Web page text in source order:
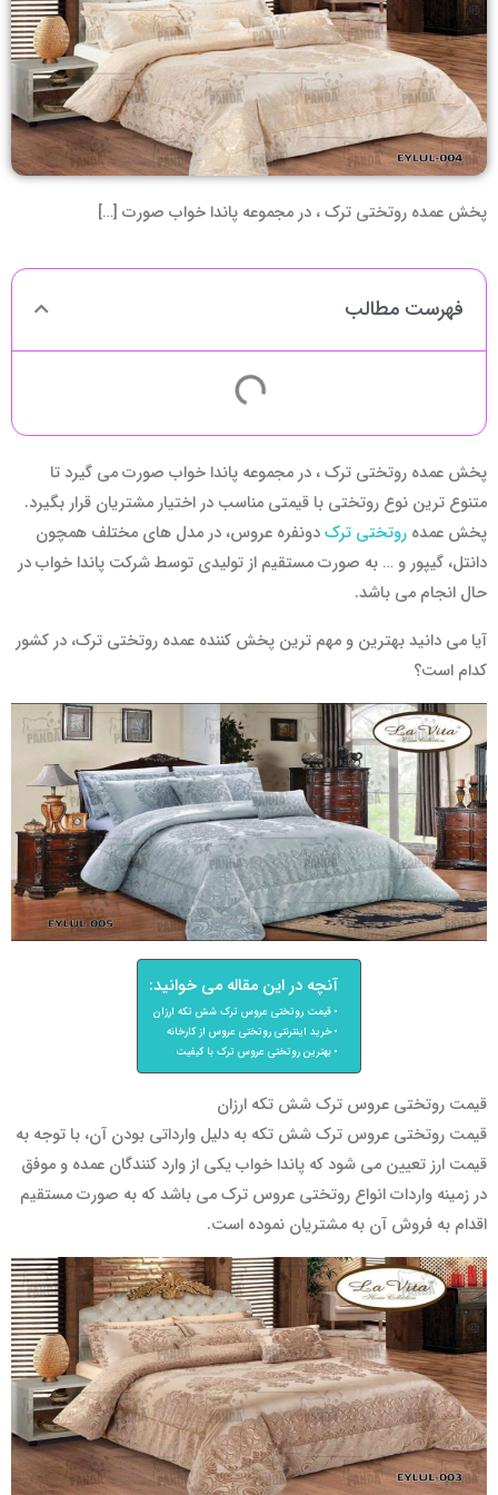
پخش عمده روتختی ترک ، در مجموعه پاندا خواب صورت […]
فهرست مطالب
پخش عمده روتختی ترک ، در مجموعه پاندا خواب صورت می گیرد تا
متنوع ترین نوع روتختی با قیمتی مناسب در اختیار مشتریان قرار بگیرد.
پخش عمده روتختی ترکدونفره عروس، در مدل های مختلف همچون
دانتل، گیپور و … به صورت مستقیم از تولیدی توسط شرکت پاندا خواب در
حال انجام می باشد.
آیا می دانید بهترین و مهم ترین پخش کننده عمده روتختی ترک، در کشور
کدام است؟
آنچه در این مقاله می خوانید:
قیمت روتختی عروس ترک شش تکه ارزان
خرید اینترنتی روتختی عروس از کارخانه
بهترین روتختی عروس ترک با کیفیت
قیمت روتختی عروس ترک شش تکه ارزان
قیمت روتختی عروس ترک شش تکه به دلیل وارداتی بودن آن، با توجه به
قیمت ارز تعیین می شود که پاندا خواب یکی از وارد کنندگان عمده و موفق
در زمینه واردات انواع روتختی عروس ترک می باشد که به صورت مستقیم
اقدام به فروش آن به مشتریان نموده است.